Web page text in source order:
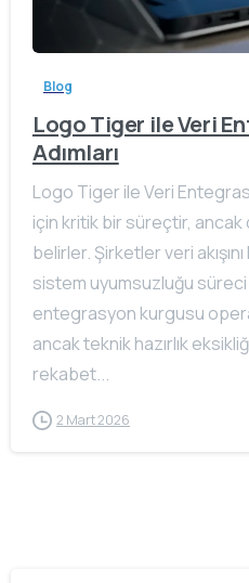
Blog
Logo Tiger ile Veri
Adımları
Logo Tiger ile Veri
için kritik bir süreçtir, ancak
belirler. Şirketler veri
sistem uyumsuzluğu süreci
entegrasyon kurgusu
ancak teknik hazırlık
rekabet...
2 Mart 2026